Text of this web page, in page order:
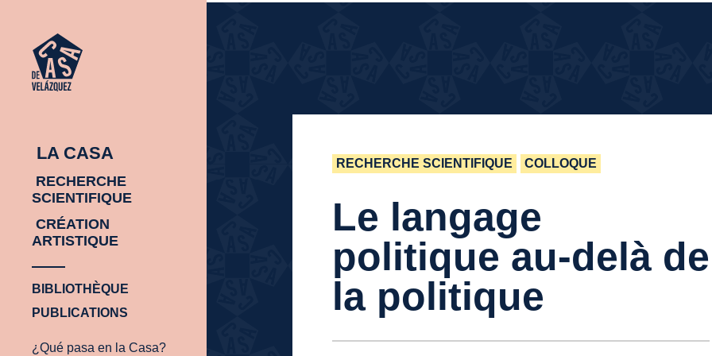
LA CASA
RECHERCHE
SCIENTIFIQUE
CRÉATION
ARTISTIQUE
BIBLIOTHÈQUE
PUBLICATIONS
¿Qué pasa en la Casa?
RECHERCHE SCIENTIFIQUE COLLOQUE
Le langage
politique au-delà de
la politique